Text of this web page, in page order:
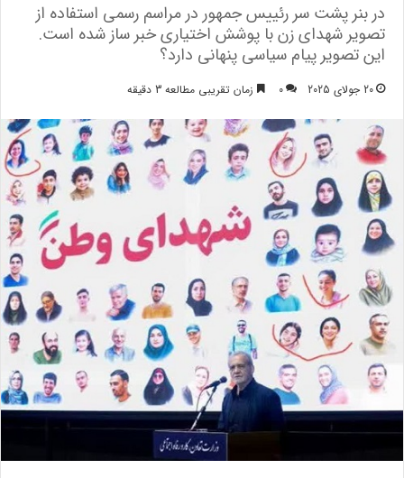
در بنر پشت سر رئییس جمهور در مراسم رسمی استفاده از
تصویر شهدای زن با پوشش اختیاری خبر ساز شده است.
این تصویر پیام سیاسی پنهانی دارد؟
20 جولای 2025 0 زمان تقریبی مطالعه 3 دقیقه